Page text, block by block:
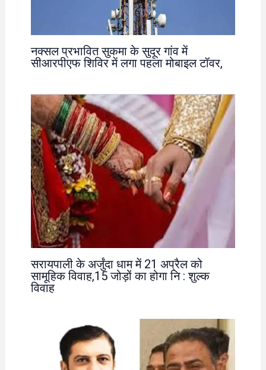
नक्सल प्रभावित सुकमा के सुदूर गांव में
सीआरपीएफ शिविर में लगा पहला मोबाइल टॉवर,
सरायपाली के अर्जुंदा धाम में 21 अप्रैल को
सामूहिक विवाह,15 जोड़ों का होगा नि : शुल्क
विवाह